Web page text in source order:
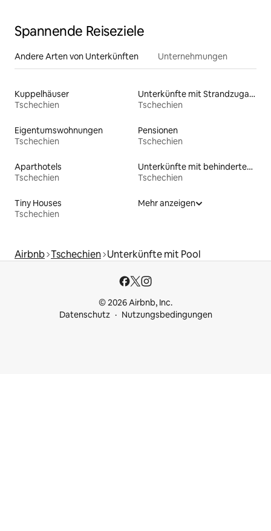
Spannende Reiseziele
Andere Arten von Unterkünften Unternehmungen
Kuppelhäuser
Tschechien
Unterkünfte mit Strandzugang
Tschechien
Eigentumswohnungen
Tschechien
Pensionen
Tschechien
Aparthotels
Tschechien
Unterkünfte mit behindertengerechtem Bett
Tschechien
Tiny Houses
Tschechien
Mehr anzeigen
Airbnb Tschechien Unterkünfte mit Pool
© 2026 Airbnb, Inc.
Datenschutz
Nutzungsbedingungen